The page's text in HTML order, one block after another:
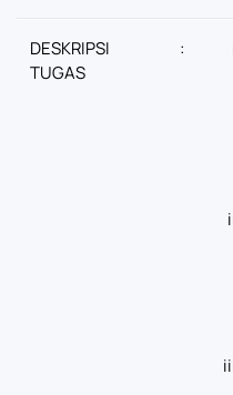
DESKRIPSI
TUGAS
: